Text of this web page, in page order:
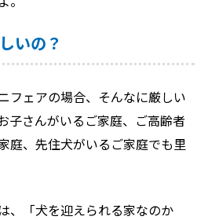
いの？
フェアの場合、そんなに厳しい
子さんがいるご家庭、ご高齢者
庭、先住犬がいるご家庭でも里
、「犬を迎えられる家なのか